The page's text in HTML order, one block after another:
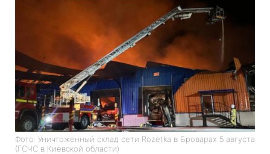
Фото: Уничтоженный склад сети Rozetka в Броварах 5 августа
(ГСЧС в Киевской области)